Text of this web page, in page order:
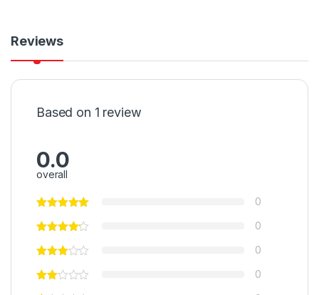
Reviews
Based on 1 review
0.0
overall
0
0
0
0